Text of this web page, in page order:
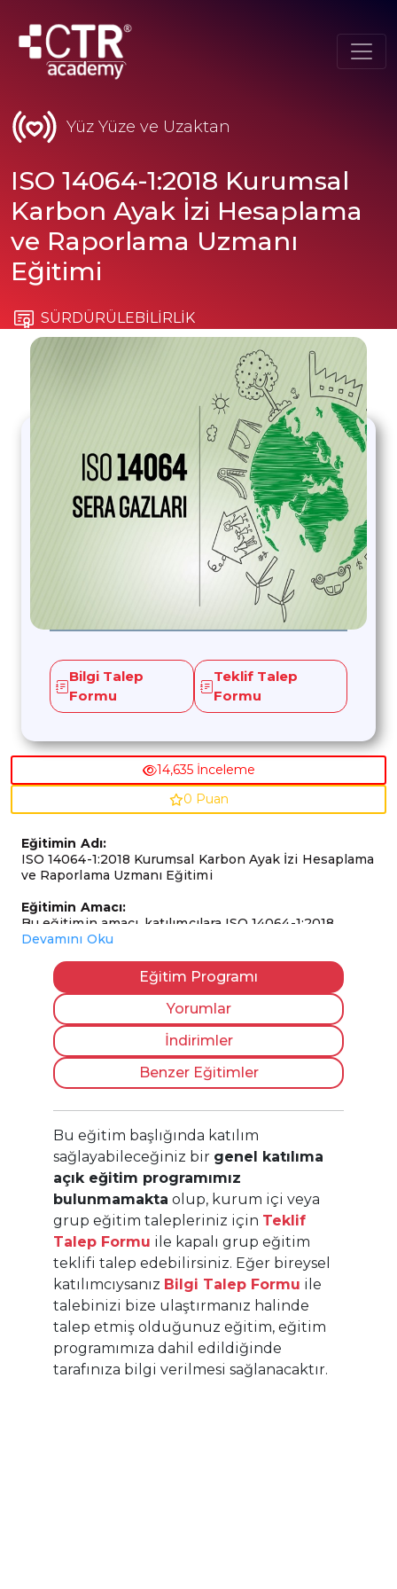
Yüz Yüze ve Uzaktan
ISO 14064-1:2018 Kurumsal
Karbon Ayak İzi Hesaplama
ve Raporlama Uzmanı
Eğitimi
SÜRDÜRÜLEBİLİRLİK
14,635 İnceleme
0 Puan
Eğitimin Adı:
ISO 14064-1:2018 Kurumsal Karbon Ayak İzi Hesaplama
ve Raporlama Uzmanı Eğitimi
Eğitimin Amacı:
Bu eğitimin amacı, katılımcılara ISO 14064-1:2018
standardı doğrultusunda kurumsal sera gazı
hesaplanması, raporlanması ve doğrulamaya hazır hale
getirilmesi konusunda ileri düzey bilgi ve uygulama
yetkinliği kazandırmaktır. Eğitim, karbon ayak izi
çalışmalarını bağımsız olarak yürütebilecek uzmanlar
yetiştirmeyi hedefler.
Hedef Kitle:
Kurumsal karbon ayak izi çalışmalarında uzmanlaşmak
değişikliği ekipleri; çevre, enerji ve kalite yönetim
sistemi yöneticileri; karbon raporlamasından sorumlu
uzmanlar; danışmanlar ve doğrulama süreçlerine
hazırlık yapan ekipler.
Katılım Ön Şartı:
Bu eğitime katılım için ISO 14064-1 standardı hakkında
temel bilgi sahibi olunmalıdır.
Eğitimin Süresi:
32 saat (4 gün)
Eğitimin İçeriği:
Küresel iklim hedefleri ve kurumsal sorumluluk
Karbon yönetiminin stratejik önemi
Standardın maddelerinin detaylı yorumu
Devamını Oku
Bilgi Talep
Formu
Teklif Talep
Formu
Eğitim Programı
Yorumlar
İndirimler
Benzer Eğitimler
Bu eğitim başlığında katılım
sağlayabileceğiniz bir genel katılıma
açık eğitim programımız
bulunmamakta olup, kurum içi veya
grup eğitim talepleriniz için Teklif
Talep Formu ile kapalı grup eğitim
teklifi talep edebilirsiniz. Eğer bireysel
katılımcıysanız Bilgi Talep Formu ile
talebinizi bize ulaştırmanız halinde
talep etmiş olduğunuz eğitim, eğitim
programımıza dahil edildiğinde
tarafınıza bilgi verilmesi sağlanacaktır.